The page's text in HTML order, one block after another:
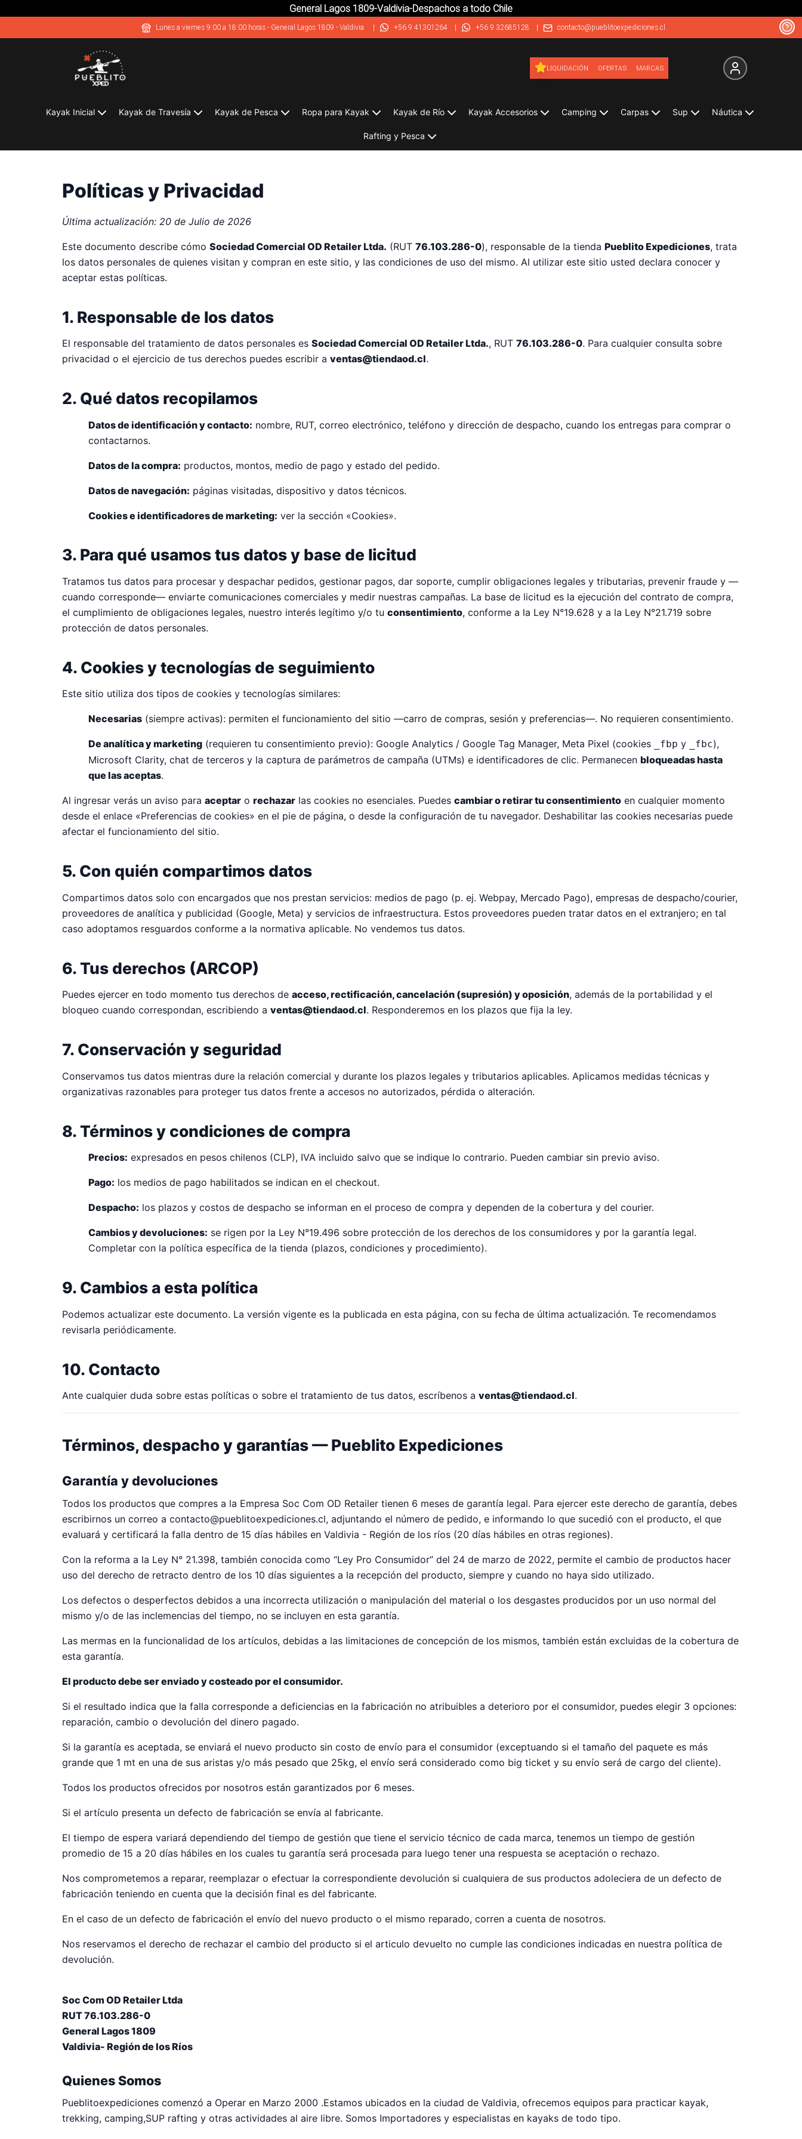
General Lagos 1809-Valdivia-Despachos a todo Chile
Lunes a viernes 9:00 a 18:00 horas - General Lagos 1809 - Valdivia | +56 9 41301264 | +56 9 32685128 | contacto@pueblitoexpediciones.cl
LIQUIDACIÓN OFERTAS MARCAS
Kayak Inicial Kayak de Travesía Kayak de Pesca Ropa para Kayak Kayak de Río Kayak Accesorios Camping Carpas Sup Náutica
Rafting y Pesca
Políticas y Privacidad
Última actualización: 20 de Julio de 2026
Este documento describe cómo Sociedad Comercial OD Retailer Ltda. (RUT 76.103.286-0), responsable de la tienda Pueblito Expediciones, trata
los datos personales de quienes visitan y compran en este sitio, y las condiciones de uso del mismo. Al utilizar este sitio usted declara conocer y
aceptar estas políticas.
1. Responsable de los datos
El responsable del tratamiento de datos personales es Sociedad Comercial OD Retailer Ltda., RUT 76.103.286-0. Para cualquier consulta sobre
privacidad o el ejercicio de tus derechos puedes escribir a ventas@tiendaod.cl.
2. Qué datos recopilamos
Datos de identificación y contacto: nombre, RUT, correo electrónico, teléfono y dirección de despacho, cuando los entregas para comprar o
contactarnos.
Datos de la compra: productos, montos, medio de pago y estado del pedido.
Datos de navegación: páginas visitadas, dispositivo y datos técnicos.
Cookies e identificadores de marketing: ver la sección «Cookies».
3. Para qué usamos tus datos y base de licitud
Tratamos tus datos para procesar y despachar pedidos, gestionar pagos, dar soporte, cumplir obligaciones legales y tributarias, prevenir fraude y —
cuando corresponde— enviarte comunicaciones comerciales y medir nuestras campañas. La base de licitud es la ejecución del contrato de compra,
el cumplimiento de obligaciones legales, nuestro interés legítimo y/o tu consentimiento, conforme a la Ley N°19.628 y a la Ley N°21.719 sobre
protección de datos personales.
4. Cookies y tecnologías de seguimiento
Este sitio utiliza dos tipos de cookies y tecnologías similares:
Necesarias (siempre activas): permiten el funcionamiento del sitio —carro de compras, sesión y preferencias—. No requieren consentimiento.
De analítica y marketing (requieren tu consentimiento previo): Google Analytics / Google Tag Manager, Meta Pixel (cookies _fbp y _fbc),
Microsoft Clarity, chat de terceros y la captura de parámetros de campaña (UTMs) e identificadores de clic. Permanecen bloqueadas hasta
que las aceptas.
Al ingresar verás un aviso para aceptar o rechazar las cookies no esenciales. Puedes cambiar o retirar tu consentimiento en cualquier momento
desde el enlace «Preferencias de cookies» en el pie de página, o desde la configuración de tu navegador. Deshabilitar las cookies necesarias puede
afectar el funcionamiento del sitio.
5. Con quién compartimos datos
Compartimos datos solo con encargados que nos prestan servicios: medios de pago (p. ej. Webpay, Mercado Pago), empresas de despacho/courier,
proveedores de analítica y publicidad (Google, Meta) y servicios de infraestructura. Estos proveedores pueden tratar datos en el extranjero; en tal
caso adoptamos resguardos conforme a la normativa aplicable. No vendemos tus datos.
6. Tus derechos (ARCOP)
Puedes ejercer en todo momento tus derechos de acceso, rectificación, cancelación (supresión) y oposición, además de la portabilidad y el
bloqueo cuando correspondan, escribiendo a ventas@tiendaod.cl. Responderemos en los plazos que fija la ley.
7. Conservación y seguridad
Conservamos tus datos mientras dure la relación comercial y durante los plazos legales y tributarios aplicables. Aplicamos medidas técnicas y
organizativas razonables para proteger tus datos frente a accesos no autorizados, pérdida o alteración.
8. Términos y condiciones de compra
Precios: expresados en pesos chilenos (CLP), IVA incluido salvo que se indique lo contrario. Pueden cambiar sin previo aviso.
Pago: los medios de pago habilitados se indican en el checkout.
Despacho: los plazos y costos de despacho se informan en el proceso de compra y dependen de la cobertura y del courier.
Cambios y devoluciones: se rigen por la Ley N°19.496 sobre protección de los derechos de los consumidores y por la garantía legal.
Completar con la política específica de la tienda (plazos, condiciones y procedimiento).
9. Cambios a esta política
Podemos actualizar este documento. La versión vigente es la publicada en esta página, con su fecha de última actualización. Te recomendamos
revisarla periódicamente.
10. Contacto
Ante cualquier duda sobre estas políticas o sobre el tratamiento de tus datos, escríbenos a ventas@tiendaod.cl.
Términos, despacho y garantías — Pueblito Expediciones
Garantía y devoluciones
Todos los productos que compres a la Empresa Soc Com OD Retailer tienen 6 meses de garantía legal. Para ejercer este derecho de garantía, debes
escribirnos un correo a contacto@pueblitoexpediciones.cl, adjuntando el número de pedido, e informando lo que sucedió con el producto, el que
evaluará y certificará la falla dentro de 15 días hábiles en Valdivia - Región de los ríos (20 días hábiles en otras regiones).
Con la reforma a la Ley N° 21.398, también conocida como “Ley Pro Consumidor” del 24 de marzo de 2022, permite el cambio de productos hacer
uso del derecho de retracto dentro de los 10 días siguientes a la recepción del producto, siempre y cuando no haya sido utilizado.
Los defectos o desperfectos debidos a una incorrecta utilización o manipulación del material o los desgastes producidos por un uso normal del
mismo y/o de las inclemencias del tiempo, no se incluyen en esta garantía.
Las mermas en la funcionalidad de los artículos, debidas a las limitaciones de concepción de los mismos, también están excluidas de la cobertura de
esta garantía.
El producto debe ser enviado y costeado por el consumidor.
Si el resultado indica que la falla corresponde a deficiencias en la fabricación no atribuibles a deterioro por el consumidor, puedes elegir 3 opciones:
reparación, cambio o devolución del dinero pagado.
Si la garantía es aceptada, se enviará el nuevo producto sin costo de envío para el consumidor (exceptuando si el tamaño del paquete es más
grande que 1 mt en una de sus aristas y/o más pesado que 25kg, el envío será considerado como big ticket y su envío será de cargo del cliente).
Todos los productos ofrecidos por nosotros están garantizados por 6 meses.
Si el artículo presenta un defecto de fabricación se envía al fabricante.
El tiempo de espera variará dependiendo del tiempo de gestión que tiene el servicio técnico de cada marca, tenemos un tiempo de gestión
promedio de 15 a 20 días hábiles en los cuales tu garantía será procesada para luego tener una respuesta se aceptación o rechazo.
Nos comprometemos a reparar, reemplazar o efectuar la correspondiente devolución si cualquiera de sus productos adoleciera de un defecto de
fabricación teniendo en cuenta que la decisión final es del fabricante.
En el caso de un defecto de fabricación el envío del nuevo producto o el mismo reparado, corren a cuenta de nosotros.
Nos reservamos el derecho de rechazar el cambio del producto si el articulo devuelto no cumple las condiciones indicadas en nuestra política de
devolución.
Soc Com OD Retailer Ltda
RUT 76.103.286-0
General Lagos 1809
Valdivia- Región de los Ríos
Quienes Somos
Pueblitoexpediciones comenzó a Operar en Marzo 2000 .Estamos ubicados en la ciudad de Valdivia, ofrecemos equipos para practicar kayak,
trekking, camping,SUP rafting y otras actividades al aire libre. Somos Importadores y especialistas en kayaks de todo tipo.